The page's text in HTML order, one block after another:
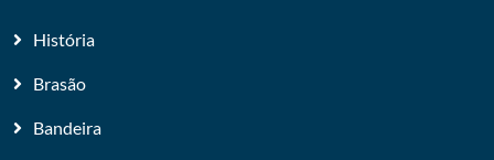
História
Brasão
Bandeira